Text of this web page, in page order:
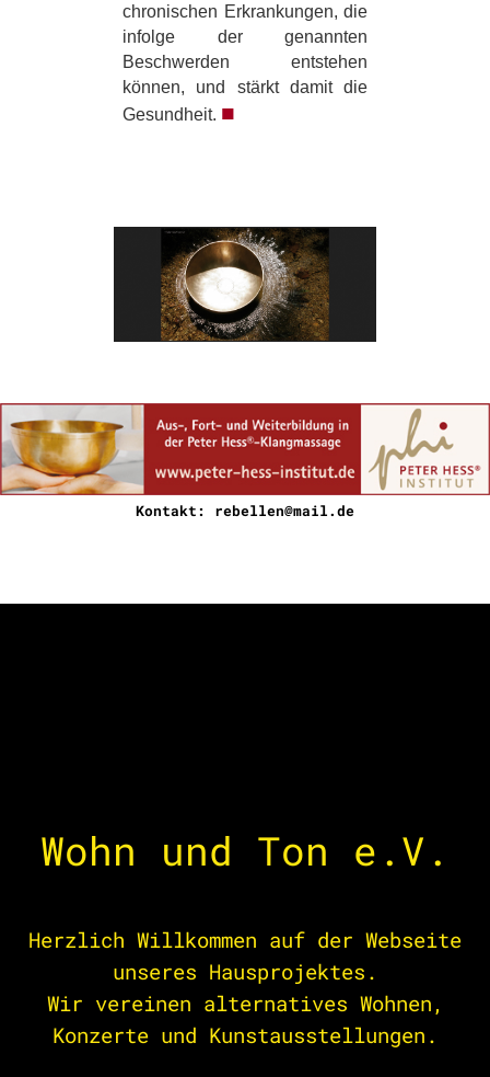
chronischen Erkrankungen, die
infolge der genannten
Beschwerden entstehen
können, und stärkt damit die
Gesundheit. ■
Kontakt: rebellen@mail.de
Wohn und Ton e.V.
Herzlich Willkommen auf der Webseite
unseres Hausprojektes.
Wir vereinen alternatives Wohnen,
Konzerte und Kunstausstellungen.